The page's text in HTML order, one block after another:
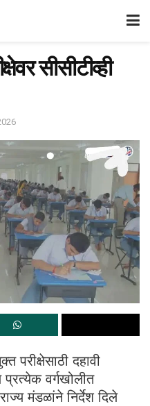
सीसीटीव्ही
परीक्षेसाठी दहावी
प्रत्येक वर्गखोलीत
मंडळांने निर्देश दिले